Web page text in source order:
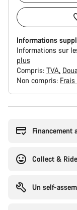
Informations
Informations sur
plus
Compris: TVA
Non compris: Frais
Financement
Collect & Ride
Un self-